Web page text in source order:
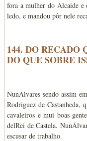
fora a mulher do Alcaide e
ledo, e mandou pôr nele
144. DO RECADO
DO QUE SOBRE
NunÁlvares sendo assim
Rodriguez de Castanheda,
cavaleiros e mui boas
delRei de Castela.
escusar de trabalho.